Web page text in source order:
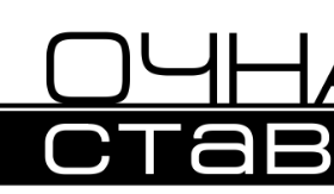
ИСТОРИИ УСПЕХА ЛЮДЕЙ